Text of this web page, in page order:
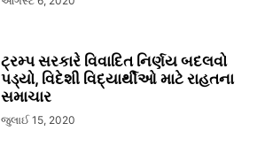
ટ્રમ્પ સરકારે વિવાદિત નિર્ણય બદલવો
પડ્યો, વિદેશી વિદ્યાર્થીઓ માટે રાહતના
સમાચાર
જુલાઈ 15, 2020